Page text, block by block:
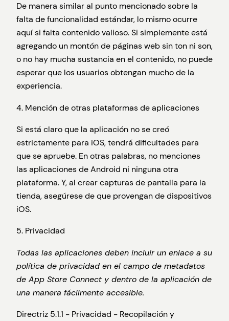
De manera similar al punto mencionado sobre la
falta de funcionalidad estándar, lo mismo ocurre
aquí si falta contenido valioso. Si simplemente está
agregando un montón de páginas web sin ton ni son,
o no hay mucha sustancia en el contenido, no puede
esperar que los usuarios obtengan mucho de la
experiencia.
4. Mención de otras plataformas de aplicaciones
Si está claro que la aplicación no se creó
estrictamente para iOS, tendrá dificultades para
que se apruebe. En otras palabras, no menciones
las aplicaciones de Android ni ninguna otra
plataforma. Y, al crear capturas de pantalla para la
tienda, asegúrese de que provengan de dispositivos
iOS.
5. Privacidad
Todas las aplicaciones deben incluir un enlace a su
política de privacidad en el campo de metadatos
de App Store Connect y dentro de la aplicación de
una manera fácilmente accesible.
Directriz 5.1.1 - Privacidad - Recopilación y